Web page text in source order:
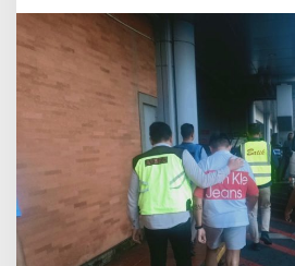
w
a
B
o
P
e
n
u
m
p
a